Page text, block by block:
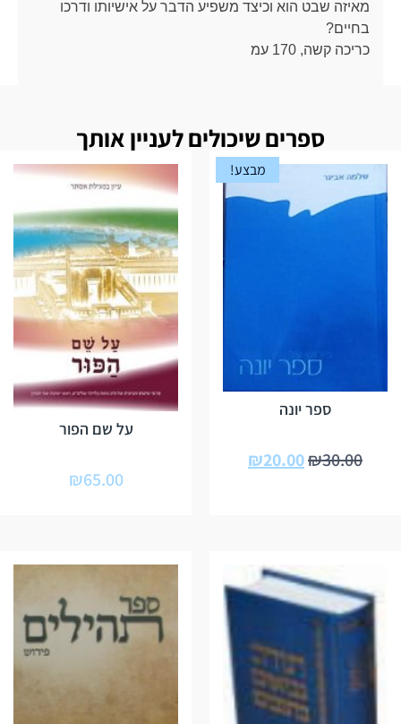
מאיזה שבט הוא וכיצד משפיע הדבר על אישיותו ודרכו
בחיים?
כריכה קשה, 170 עמ
ספרים שיכולים לעניין אותך
מבצע!
ספר יונה
₪30.00
₪20.00
על שם הפור
₪65.00